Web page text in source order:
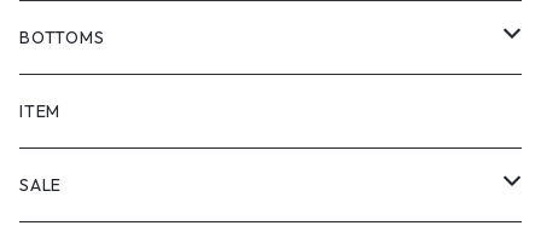
BOTTOMS
SHORTS
PANTS
ITEM
SALE